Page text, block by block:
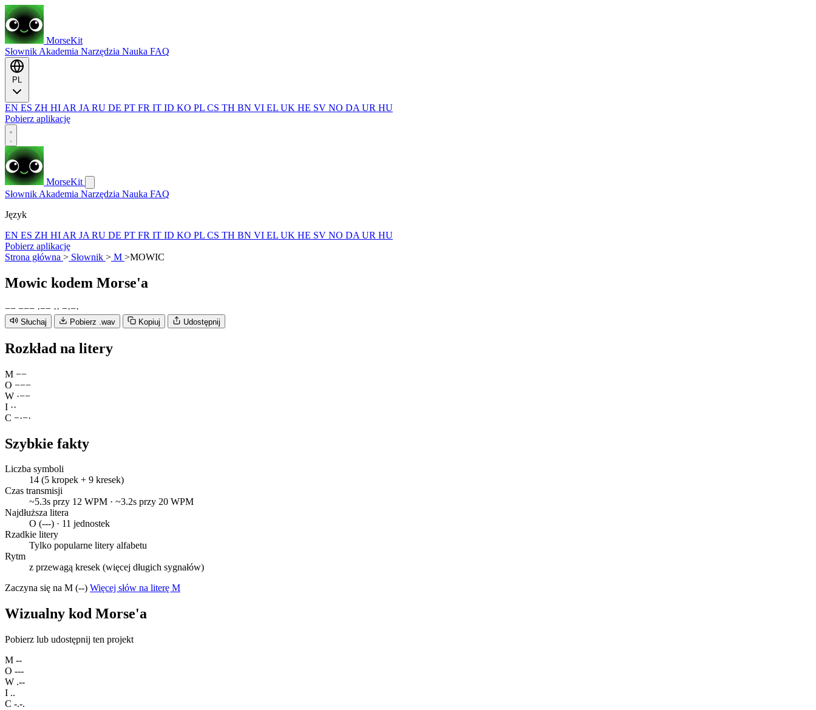
MorseKit
Słownik Akademia Narzędzia Nauka FAQ
EN ES ZH HI AR JA RU DE PT FR IT ID KO PL CS TH BN VI EL UK HE SV NO DA UR HU
Pobierz aplikację
MorseKit
Słownik Akademia Narzędzia Nauka FAQ
Język
EN ES ZH HI AR JA RU DE PT FR IT ID KO PL CS TH BN VI EL UK HE SV NO DA UR HU
Pobierz aplikację
Strona główna > Słownik > M >MOWIC
Mowic kodem Morse'a
−− −−− ·−− ·· −·−·
Słuchaj Pobierz .wav Kopiuj Udostępnij
Rozkład na litery
M −−
O −−−
W ·−−
I ··
C −·−·
Szybkie fakty
Liczba symboli
14 (5 kropek + 9 kresek)
Czas transmisji
~5.3s przy 12 WPM · ~3.2s przy 20 WPM
Najdłuższa litera
O (---) · 11 jednostek
Rzadkie litery
Tylko popularne litery alfabetu
Rytm
z przewagą kresek (więcej długich sygnałów)
Zaczyna się na M (--) Więcej słów na literę M
Wizualny kod Morse'a
Pobierz lub udostępnij ten projekt
M --
O ---
W .--
I ..
C -.-.